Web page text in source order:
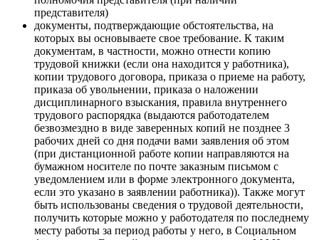
представителя)
документы, подтверждающие обстоятельства, на
которых вы основываете свое требование. К таким
документам, в частности, можно отнести копию
трудовой книжки (если она находится у работника),
копии трудового договора, приказа о приеме на работу,
приказа об увольнении, приказа о наложении
дисциплинарного взыскания, правила внутреннего
трудового распорядка (выдаются работодателем
безвозмездно в виде заверенных копий не позднее 3
рабочих дней со дня подачи вами заявления об этом
(при дистанционной работе копии направляются на
бумажном носителе по почте заказным письмом с
уведомлением или в форме электронного документа,
если это указано в заявлении работника)). Также могут
быть использованы сведения о трудовой деятельности,
получить которые можно у работодателя по последнему
месту работы за период работы у него, в Социальном